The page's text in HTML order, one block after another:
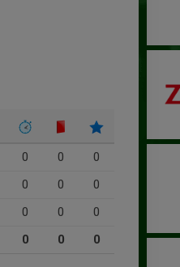
0 0
0
0 0
0
0 0
0
0 0 0